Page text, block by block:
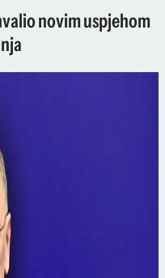
novim uspjehom